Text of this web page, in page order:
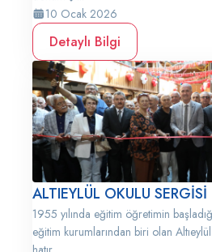
10 Ocak 2026
Detaylı Bilgi
ALTIEYLÜL OKULU SERGİSİ
1955 yılında eğitim öğretimin
eğitim kurumlarından biri olan